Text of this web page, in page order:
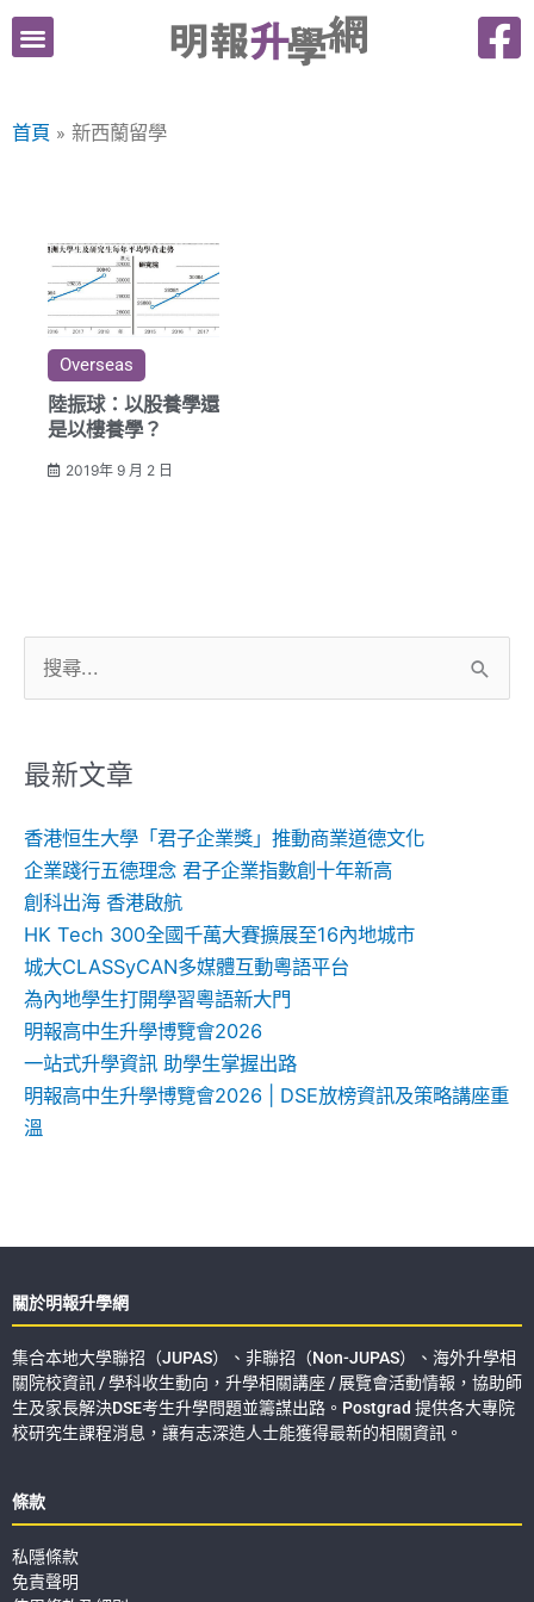
跳
內首頁 新西蘭留學
Overseas
陸振球：以股養學還
是以樓養學？
2019年 9 月 2 日
尋
鍵
最新文章
香港恒生大學「君子企業獎」推動商業道德文化
企業踐行五德理念 君子企業指數創十年新高
創科出海 香港啟航
HK Tech 300全國千萬大賽擴展至16內地城市
城大CLASSyCAN多媒體互動粵語平台
為內地學生打開學習粵語新大門
明報高中生升學博覽會2026
一站式升學資訊 助學生掌握出路
明報高中生升學博覽會2026 | DSE放榜資訊及策略講座重
溫
關於明報升學網
集合本地大學聯招（JUPAS）、非聯招（Non-JUPAS）、海外升學相
關院校資訊 / 學科收生動向，升學相關講座 / 展覽會活動情報，協助師
生及家長解決DSE考生升學問題並籌謀出路。Postgrad 提供各大專院
校研究生課程消息，讓有志深造人士能獲得最新的相關資訊。
條款
私隱條款
免責聲明